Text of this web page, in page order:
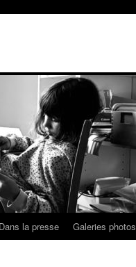
Dans la presse Galeries photos